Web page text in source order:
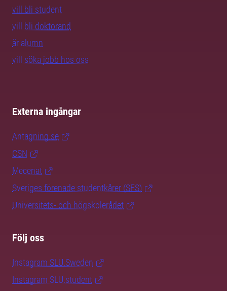
vill bli student
vill bli doktorand
är alumn
vill söka jobb hos oss
Externa ingångar
Antagning.se
CSN
Mecenat
Sveriges förenade studentkårer (SFS)
Universitets- och högskolerådet
Följ oss
Instagram SLU.Sweden
Instagram SLU.student